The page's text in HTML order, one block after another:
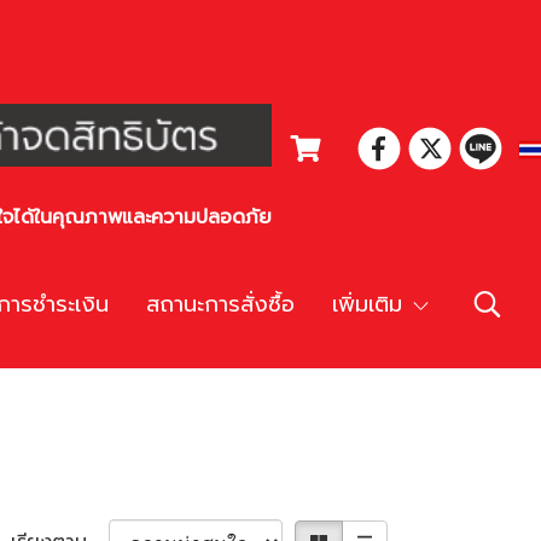
ได้ในคุณภาพและความปลอดภัย
รชำระเงิน สถานะการสั่งซื้อ เพิ่มเติม